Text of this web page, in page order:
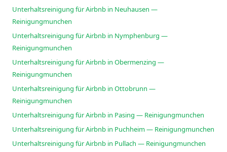
Unterhaltsreinigung für Airbnb in Neuhausen —
Reinigungmunchen
Unterhaltsreinigung für Airbnb in Nymphenburg —
Reinigungmunchen
Unterhaltsreinigung für Airbnb in Obermenzing —
Reinigungmunchen
Unterhaltsreinigung für Airbnb in Ottobrunn —
Reinigungmunchen
Unterhaltsreinigung für Airbnb in Pasing — Reinigungmunchen
Unterhaltsreinigung für Airbnb in Puchheim — Reinigungmunchen
Unterhaltsreinigung für Airbnb in Pullach — Reinigungmunchen